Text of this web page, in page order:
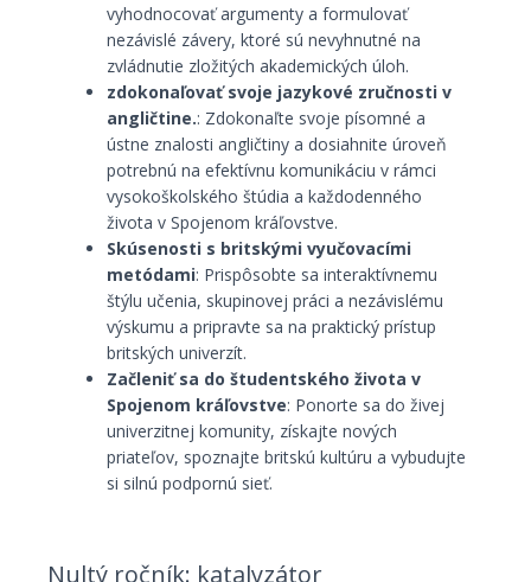
vyhodnocovať argumenty a formulovať
nezávislé závery, ktoré sú nevyhnutné na
zvládnutie zložitých akademických úloh.
zdokonaľovať svoje jazykové zručnosti v
angličtine.: Zdokonaľte svoje písomné a
ústne znalosti angličtiny a dosiahnite úroveň
potrebnú na efektívnu komunikáciu v rámci
vysokoškolského štúdia a každodenného
života v Spojenom kráľovstve.
Skúsenosti s britskými vyučovacími
metódami: Prispôsobte sa interaktívnemu
štýlu učenia, skupinovej práci a nezávislému
výskumu a pripravte sa na praktický prístup
britských univerzít.
Začleniť sa do študentského života v
Spojenom kráľovstve: Ponorte sa do živej
univerzitnej komunity, získajte nových
priateľov, spoznajte britskú kultúru a vybudujte
si silnú podpornú sieť.
Nultý ročník: katalyzátor